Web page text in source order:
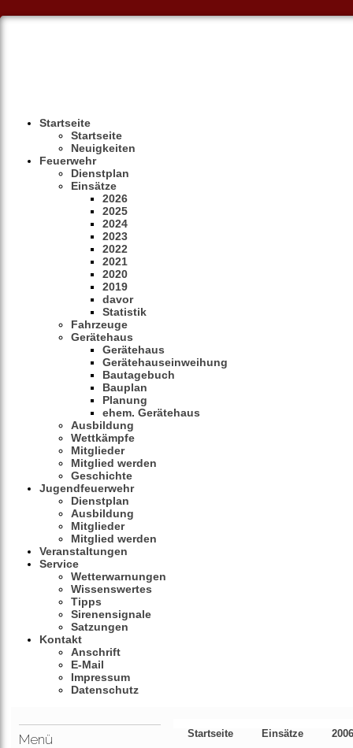
Startseite
Startseite
Neuigkeiten
Feuerwehr
Dienstplan
Einsätze
2026
2025
2024
2023
2022
2021
2020
2019
davor
Statistik
Fahrzeuge
Gerätehaus
Gerätehaus
Gerätehauseinweihung
Bautagebuch
Bauplan
Planung
ehem. Gerätehaus
Ausbildung
Wettkämpfe
Mitglieder
Mitglied werden
Geschichte
Jugendfeuerwehr
Dienstplan
Ausbildung
Mitglieder
Mitglied werden
Veranstaltungen
Service
Wetterwarnungen
Wissenswertes
Tipps
Sirenensignale
Satzungen
Kontakt
Anschrift
E-Mail
Impressum
Datenschutz
Menü Startseite Einsätze 2006